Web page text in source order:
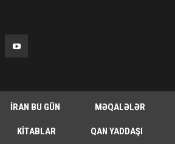
İRAN BU GÜN MƏQALƏLƏR
KITABLAR QAN YADDAŞI